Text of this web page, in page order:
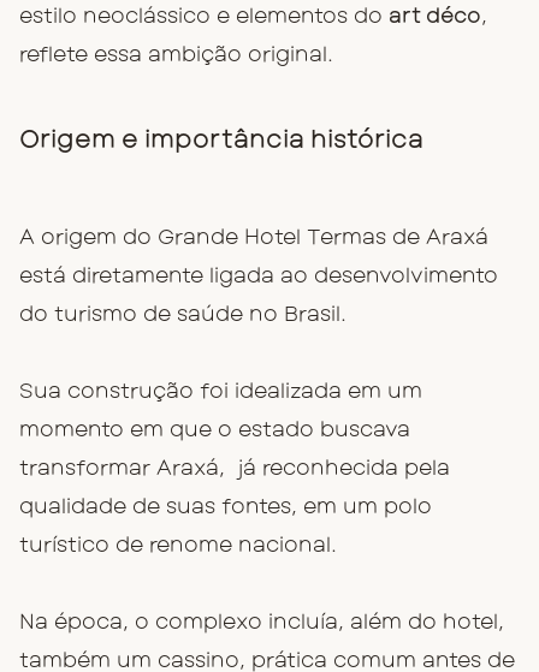
estilo neoclássico e elementos do art déco,
reflete essa ambição original.
Origem e importância histórica
A origem do Grande Hotel Termas de Araxá
está diretamente ligada ao desenvolvimento
do turismo de saúde no Brasil.
Sua construção foi idealizada em um
momento em que o estado buscava
transformar Araxá, já reconhecida pela
qualidade de suas fontes, em um polo
turístico de renome nacional.
Na época, o complexo incluía, além do hotel,
também um cassino, prática comum antes de